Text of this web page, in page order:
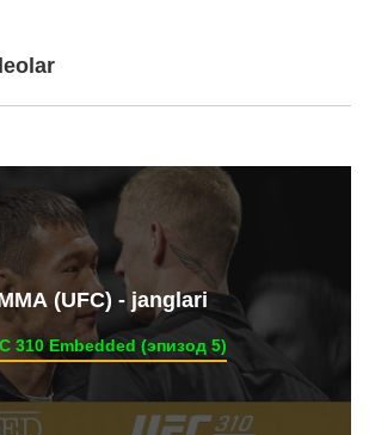
(UFC) - janglari
310 Embedded (эпизод 5)